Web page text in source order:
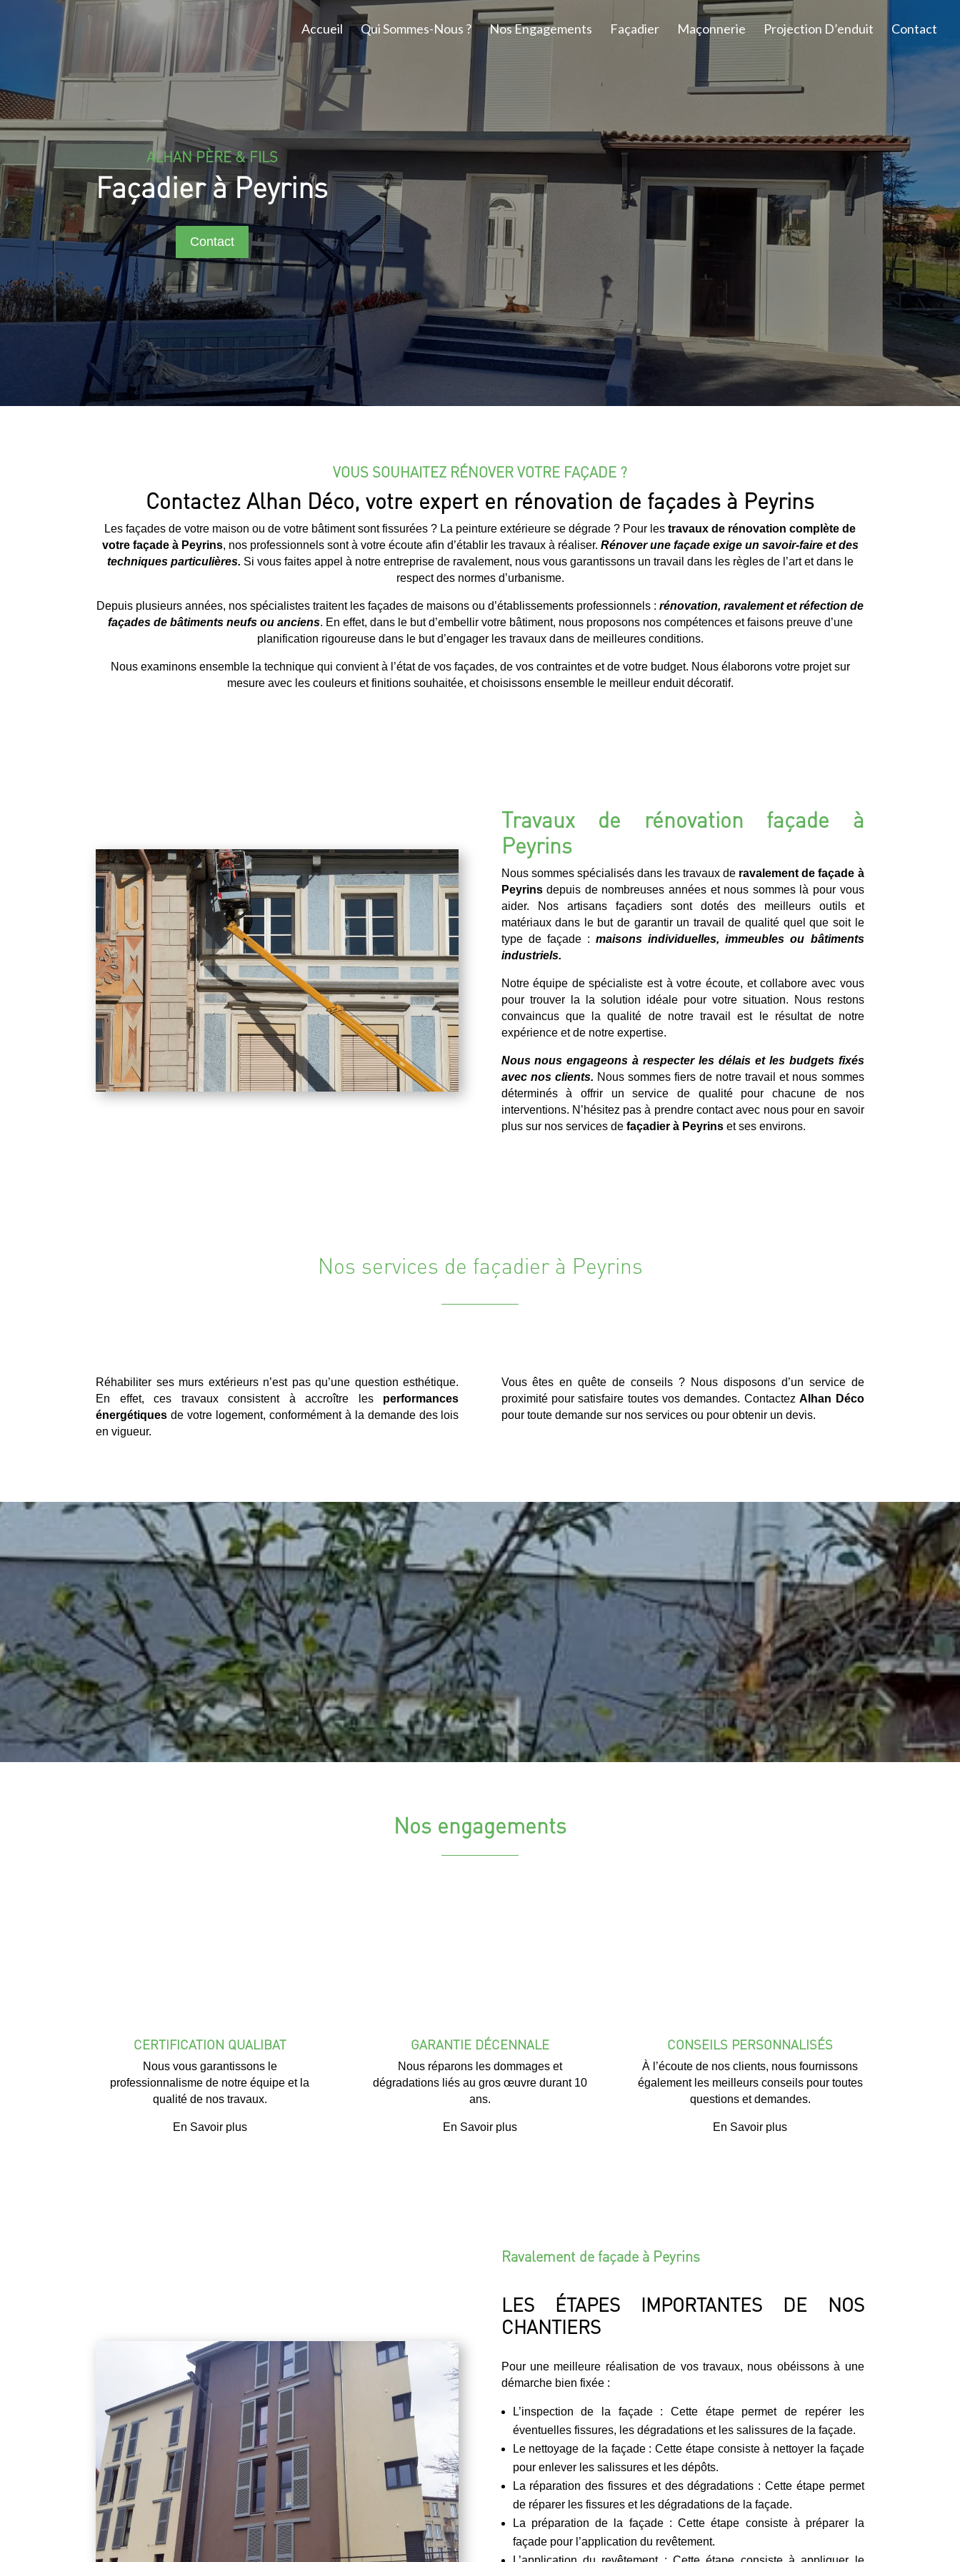
Accueil Qui Sommes-Nous ? Nos Engagements Façadier Maçonnerie Projection D’enduit Contact
ALHAN PÈRE & FILS
Façadier à Peyrins
Contact
VOUS SOUHAITEZ RÉNOVER VOTRE FAÇADE ?
Contactez Alhan Déco, votre expert en rénovation de façades à Peyrins
Les façades de votre maison ou de votre bâtiment sont fissurées ? La peinture extérieure se dégrade ? Pour les travaux de rénovation complète de
votre façade à Peyrins, nos professionnels sont à votre écoute afin d’établir les travaux à réaliser. Rénover une façade exige un savoir-faire et des
techniques particulières. Si vous faites appel à notre entreprise de ravalement, nous vous garantissons un travail dans les règles de l’art et dans le
respect des normes d’urbanisme.
Depuis plusieurs années, nos spécialistes traitent les façades de maisons ou d’établissements professionnels : rénovation, ravalement et réfection de
façades de bâtiments neufs ou anciens. En effet, dans le but d’embellir votre bâtiment, nous proposons nos compétences et faisons preuve d’une
planification rigoureuse dans le but d’engager les travaux dans de meilleures conditions.
Nous examinons ensemble la technique qui convient à l’état de vos façades, de vos contraintes et de votre budget. Nous élaborons votre projet sur
mesure avec les couleurs et finitions souhaitée, et choisissons ensemble le meilleur enduit décoratif.
Travaux de rénovation façade à
Peyrins
Nous sommes spécialisés dans les travaux de ravalement de façade à
Peyrinsdepuis de nombreuses années et nous sommes là pour vous
aider. Nos artisans façadiers sont dotés des meilleurs outils et
matériaux dans le but de garantir un travail de qualité quel que soit le
type de façade :maisons individuelles, immeubles ou bâtiments
industriels.
Notre équipe de spécialiste est à votre écoute, et collabore avec vous
pour trouver la la solution idéale pour votre situation. Nous restons
convaincus que la qualité de notre travail est le résultat de notre
expérience et de notre expertise.
Nous nous engageons à respecter les délais et les budgets fixés
avec nos clients. Nous sommes fiers de notre travail et nous sommes
déterminés à offrir un service de qualité pour chacune de nos
interventions. N’hésitez pas à prendre contact avec nous pour en savoir
plus sur nos services de façadier à Peyrinset ses environs.
Nos services de façadier à Peyrins
Réhabiliter ses murs extérieurs n’est pas qu’une question esthétique.
En effet, ces travaux consistent à accroître les performances
énergétiques de votre logement, conformément à la demande des lois
en vigueur.
Vous êtes en quête de conseils ? Nous disposons d’un service de
proximité pour satisfaire toutes vos demandes. ContactezAlhan Déco
pour toute demande sur nos services ou pour obtenir un devis.
Nos engagements
CERTIFICATION QUALIBAT
Nous vous garantissons le
professionnalisme de notre équipe et la
qualité de nos travaux.
En Savoir plus
GARANTIE DÉCENNALE
Nous réparons les dommages et
dégradations liés au gros œuvre durant 10
ans.
En Savoir plus
CONSEILS PERSONNALISÉS
À l’écoute de nos clients, nous fournissons
également les meilleurs conseils pour toutes
questions et demandes.
En Savoir plus
Ravalement de façade à Peyrins
LES ÉTAPES IMPORTANTES DE NOS
CHANTIERS
Pour une meilleure réalisation de vos travaux, nous obéissons à une
démarche bien fixée :
L’inspection de la façade : Cette étape permet de repérer les
éventuelles fissures, les dégradations et les salissures de la façade.
Le nettoyage de la façade : Cette étape consiste à nettoyer la façade
pour enlever les salissures et les dépôts.
La réparation des fissures et des dégradations : Cette étape permet
de réparer les fissures et les dégradations de la façade.
La préparation de la façade : Cette étape consiste à préparer la
façade pour l’application du revêtement.